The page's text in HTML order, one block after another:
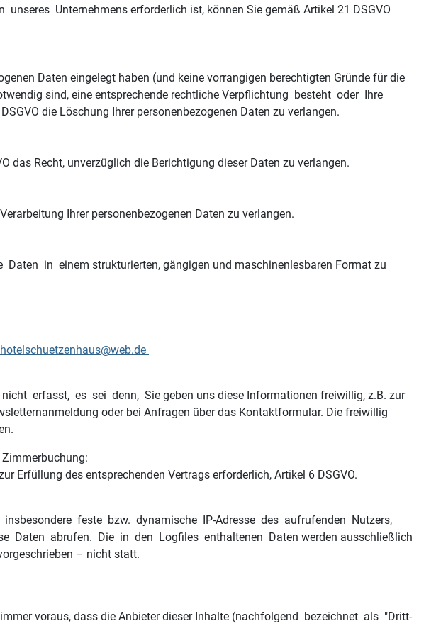
Unternehmens erforderlich ist, können Sie gemäß Artikel 21 DSGVO
Daten eingelegt haben (und keine vorrangigen berechtigten Gründe für die
sind, eine entsprechende rechtliche Verpflichtung besteht oder Ihre
die Löschung Ihrer personenbezogenen Daten zu verlangen.
das Recht, unverzüglich die Berichtigung dieser Daten zu verlangen.
Ihrer personenbezogenen Daten zu verlangen.
in einem strukturierten, gängigen und maschinenlesbaren Format zu
erfasst, es sei denn, Sie geben uns diese Informationen freiwillig, z.B. zur
oder bei Anfragen über das Kontaktformular. Die freiwillig
Erfüllung des entsprechenden Vertrags erforderlich, Artikel 6 DSGVO.
insbesondere feste bzw. dynamische IP-Adresse des aufrufenden Nutzers,
Daten abrufen. Die in den Logfiles enthaltenen Daten werden ausschließlich
– nicht statt.
voraus, dass die Anbieter dieser Inhalte (nachfolgend bezeichnet als "Dritt-